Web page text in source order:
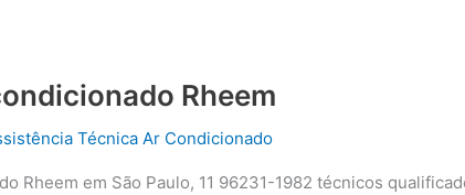
Rheem
Técnica Ar Condicionado
Rheem em São Paulo, 11 96231-1982 técnicos